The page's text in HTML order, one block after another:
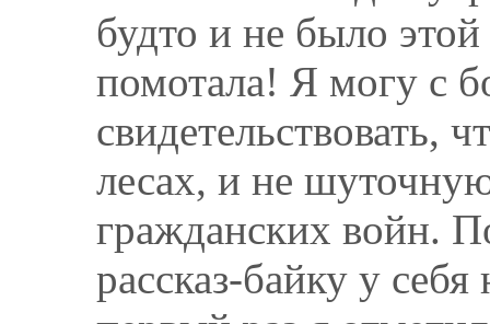
будто и не было
помотала! Я могу с
свидетельствовать,
лесах, и не
гражданских войн.
рассказ-байку у